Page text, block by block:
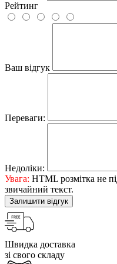
Рейтинг
Ваш відгук
Переваги:
Недоліки:
Увага: HTML розмітка не
звичайний текст.
Залишити відгук
Швидка доставка
зі свого складу